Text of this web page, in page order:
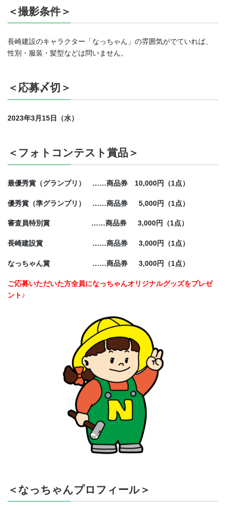
＜撮影条件＞
長崎建設のキャラクター「なっちゃん」の雰囲気がでていれば、
性別・服装・髪型などは問いません。
＜応募〆切＞
2023年3月15日（水）
＜フォトコンテスト賞品＞
最優秀賞（グランプリ） ……商品券 10,000円（1点）
優秀賞（準グランプリ） ……商品券 5,000円（1点）
審査員特別賞 ……商品券 3,000円（1点）
長崎建設賞 ……商品券 3,000円（1点）
なっちゃん賞 ……商品券 3,000円（1点）
ご応募いただいた方全員になっちゃんオリジナルグッズをプレゼ
ント♪
＜なっちゃんプロフィール＞